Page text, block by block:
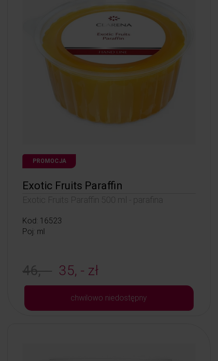
PROMOCJA
Exotic Fruits Paraffin
Exotic Fruits Paraffin 500 ml - parafina
Kod: 16523
Poj: ml
46, - 35, - zł
chwilowo niedostępny